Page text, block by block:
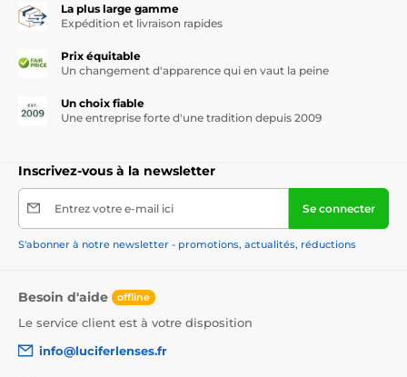
À quoi servent les masques coréens pour le
élimination des points noirs et comédons,
réduction du sébum,
texture de peau plus lisse,
prévention du rebouchage des pores,
apaisement après le nettoyage,
Avec une utilisation régulière, la peau du nez devient plus
nette, plus douce et moins brillante.
La plus large gamme
Expédition et livraison rapides
Prix équitable
Un changement d'apparence qui en vaut la peine
Un choix fiable
Une entreprise forte d'une tradition depuis 2009
Inscrivez-vous à la newsletter
Entrez votre e-mail ici Se connecter
S'abonner à notre newsletter - promotions, actualités, réductions
Besoin d'aide offline
Le service client est à votre disposition
info@luciferlenses.fr